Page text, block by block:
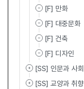
[F] 만화
[F] 대중문화
[F] 건축
[F] 디자인
[SS] 인문과 사회
[SS] 교양과 취향